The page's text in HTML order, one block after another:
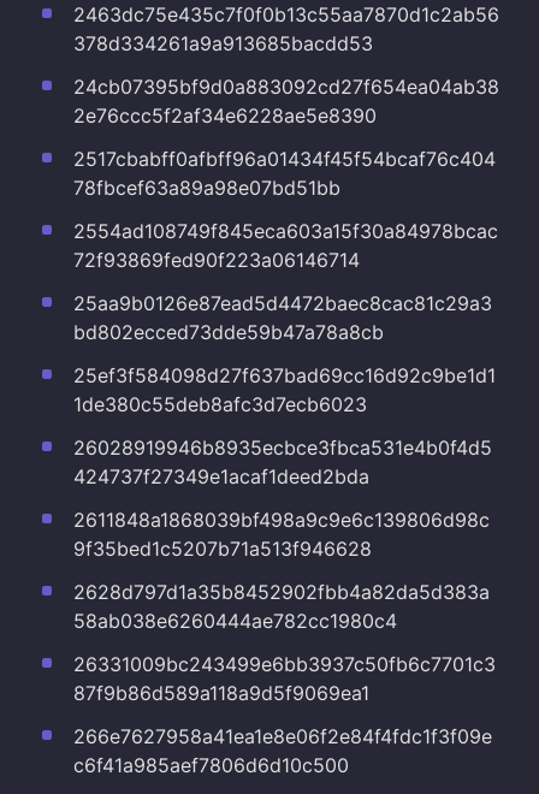
2463dc75e435c7f0f0b13c55aa7870d1c2ab56
378d334261a9a913685bacdd53
24cb07395bf9d0a883092cd27f654ea04ab38
2e76ccc5f2af34e6228ae5e8390
2517cbabff0afbff96a01434f45f54bcaf76c404
78fbcef63a89a98e07bd51bb
2554ad108749f845eca603a15f30a84978bcac
72f93869fed90f223a06146714
25aa9b0126e87ead5d4472baec8cac81c29a3
bd802ecced73dde59b47a78a8cb
25ef3f584098d27f637bad69cc16d92c9be1d1
1de380c55deb8afc3d7ecb6023
26028919946b8935ecbce3fbca531e4b0f4d5
424737f27349e1acaf1deed2bda
2611848a1868039bf498a9c9e6c139806d98c
9f35bed1c5207b71a513f946628
2628d797d1a35b8452902fbb4a82da5d383a
58ab038e6260444ae782cc1980c4
26331009bc243499e6bb3937c50fb6c7701c3
87f9b86d589a118a9d5f9069ea1
266e7627958a41ea1e8e06f2e84f4fdc1f3f09e
c6f41a985aef7806d6d10c500